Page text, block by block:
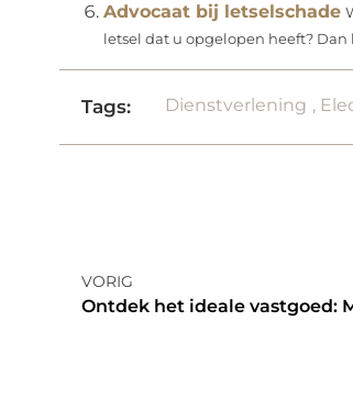
Advocaat bij letselschade
letsel dat u opgelopen heeft?
Tags: Dienstverlening ,
VORIG
Ontdek het ideale vastgoed: